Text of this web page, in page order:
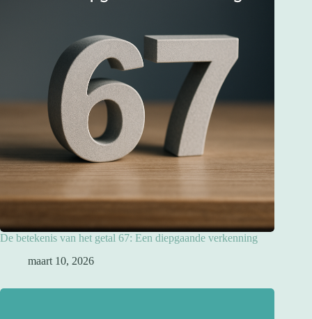
De betekenis van het getal 67: Een diepgaande verkenning
maart 10, 2026